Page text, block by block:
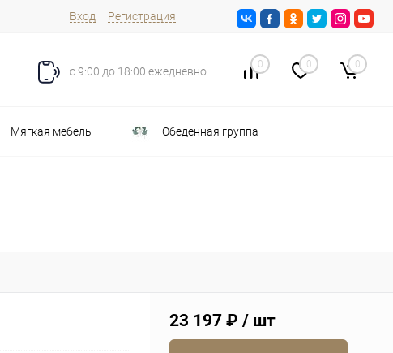
Вход Регистрация
с 9:00 до 18:00 ежедневно
0 0 0
Мягкая мебель Обеденная группа
23 197 ₽ / шт